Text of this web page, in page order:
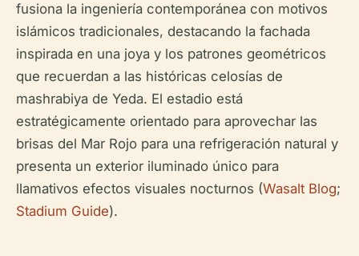
fusiona la ingeniería contemporánea con motivos
islámicos tradicionales, destacando la fachada
inspirada en una joya y los patrones geométricos
que recuerdan a las históricas celosías de
mashrabiya de Yeda. El estadio está
estratégicamente orientado para aprovechar las
brisas del Mar Rojo para una refrigeración natural y
presenta un exterior iluminado único para
llamativos efectos visuales nocturnos (Wasalt Blog;
Stadium Guide).